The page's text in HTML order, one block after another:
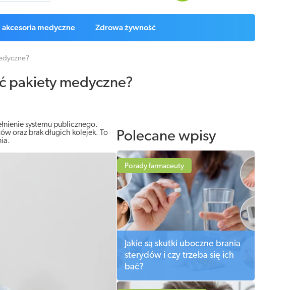
akcesoria medyczne Zdrowa żywność
pakiety medyczne?
systemu publicznego.
oraz brak długich kolejek. To
Polecane wpisy
Porady farmaceuty
Jakie są skutki uboczne brania
sterydów i czy trzeba się ich
bać?